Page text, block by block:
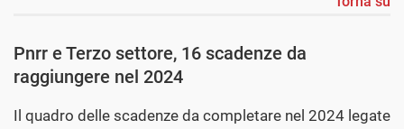
Pnrr e Terzo settore, 16 scadenze da
raggiungere nel 2024
Il quadro delle scadenze da completare nel 2024 legate